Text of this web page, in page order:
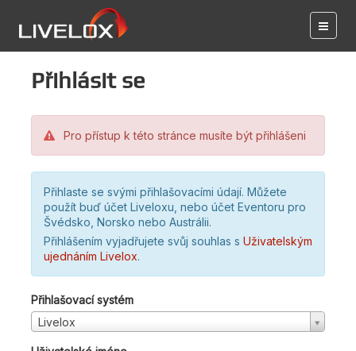
Přihlásit se
Pro přístup k této stránce musíte být přihlášeni
Přihlaste se svými přihlašovacími údají. Můžete
použít buď účet Liveloxu, nebo účet Eventoru pro
Švédsko, Norsko nebo Austrálii.
Přihlášením vyjadřujete svůj souhlas s Uživatelským
ujednáním Livelox.
Přihlašovací systém
Livelox